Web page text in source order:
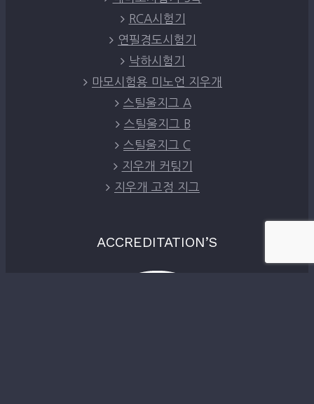
RCA시험기
연필경도시험기
낙하시험기
마모시험용 미노언 지우개
스틸울지그 A
스틸울지그 B
스틸울지그 C
지우개 커팅기
지우개 고정 지그
ACCREDITATION’S